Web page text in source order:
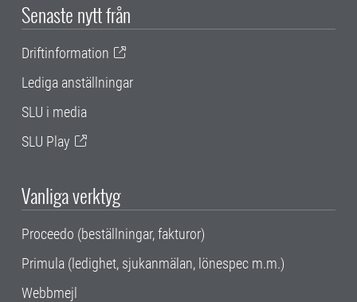
Senaste nytt från
Driftinformation
Lediga anställningar
SLU i media
SLU Play
Vanliga verktyg
Proceedo (beställningar, fakturor)
Primula (ledighet, sjukanmälan, lönespec m.m.)
Webbmejl